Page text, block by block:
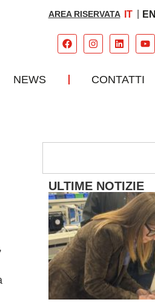
AREA RISERVATA IT EN
NEWS CONTATTI
ULTIME NOTIZIE